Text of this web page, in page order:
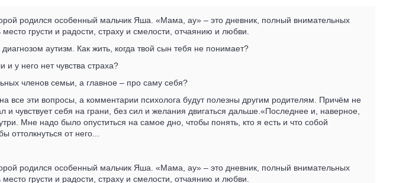
родился особенный мальчик Яша. «Мама, ау» – это дневник, полный внимательных
грусти и радости, страху и смелости, отчаянию и любви.
аутизм. Как жить, когда твой сын тебя не понимает?
и у него нет чувства страха?
членов семьи, а главное – про саму себя?
все эти вопросы, а комментарии психолога будут полезны другим родителям. Причём не
и чувствует себя на грани, без сил и желания двигаться дальше.«Последнее и, наверное,
Мне надо было опуститься на самое дно, чтобы понять, кто я есть и что собой
от него...
родился особенный мальчик Яша. «Мама, ау» – это дневник, полный внимательных
грусти и радости, страху и смелости, отчаянию и любви.